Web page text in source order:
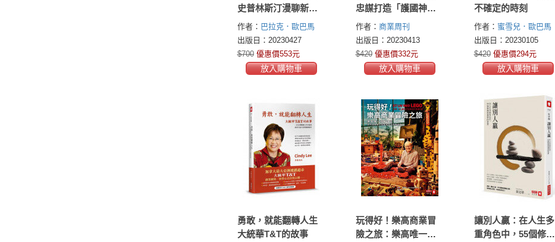
史普林斯汀漫聊新美
國夢
作者： 巴拉克．歐巴馬
(Barack Obama)布魯斯．
史普林斯汀(Bruce
Springsteen)
出版日：20230427
$700 優惠價553元
放入購物車
忠謀打造「護國神
山」台積電的經營之
道
作者： 商業周刊
出版日：20230413
$420 優惠價332元
放入購物車
不確定的時刻
作者： 蜜雪兒．歐巴馬
(Michelle Obama)
出版日：20230105
$420 優惠價294元
放入購物車
勇敢，就能翻轉人生
大統華T&T的故事
玩得好！樂高商業冒
險之旅：樂高唯一授
讓別人贏：在人生多
重角色中，55個修煉